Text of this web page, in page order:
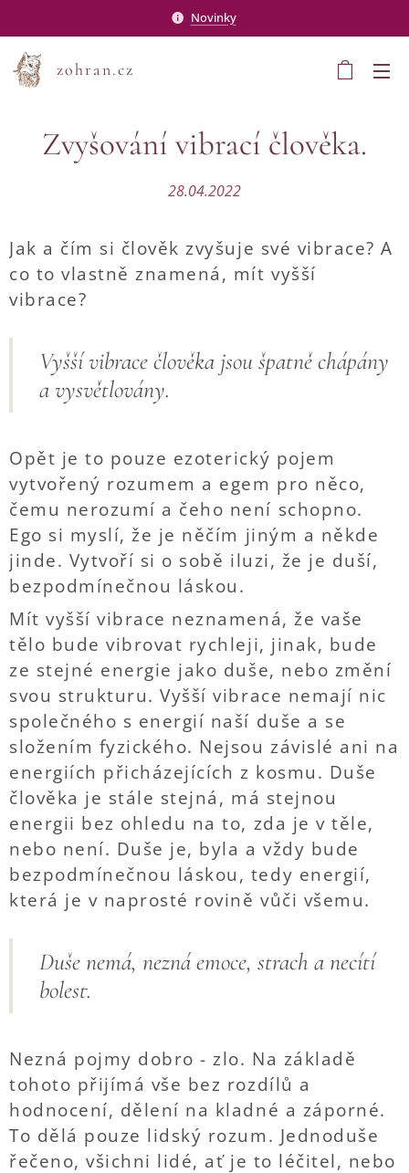
Novinky
zohran.cz
Zvyšování vibrací člověka.
28.04.2022
Jak a čím si člověk zvyšuje své vibrace? A
co to vlastně znamená, mít vyšší
vibrace?
Vyšší vibrace člověka jsou špatně chápány
a vysvětlovány.
Opět je to pouze ezoterický pojem
vytvořený rozumem a egem pro něco,
čemu nerozumí a čeho není schopno.
Ego si myslí, že je něčím jiným a někde
jinde. Vytvoří si o sobě iluzi, že je duší,
bezpodmínečnou láskou.
Mít vyšší vibrace neznamená, že vaše
tělo bude vibrovat rychleji, jinak, bude
ze stejné energie jako duše, nebo změní
svou strukturu. Vyšší vibrace nemají nic
společného s energií naší duše a se
složením fyzického. Nejsou závislé ani na
energiích přicházejících z kosmu. Duše
člověka je stále stejná, má stejnou
energii bez ohledu na to, zda je v těle,
nebo není. Duše je, byla a vždy bude
bezpodmínečnou láskou, tedy energií,
která je v naprosté rovině vůči všemu.
Duše nemá, nezná emoce, strach a necítí
bolest.
Nezná pojmy dobro - zlo. Na základě
tohoto přijímá vše bez rozdílů a
hodnocení, dělení na kladné a záporné.
To dělá pouze lidský rozum. Jednoduše
řečeno, všichni lidé, ať je to léčitel, nebo